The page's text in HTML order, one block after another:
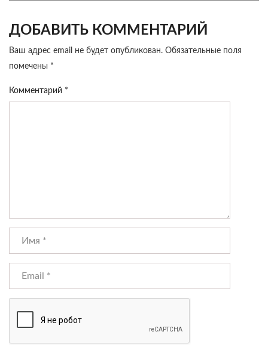
ДОБАВИТЬ КОММЕНТАРИЙ
Ваш адрес email не будет опубликован. Обязательные поля
помечены *
Комментарий *